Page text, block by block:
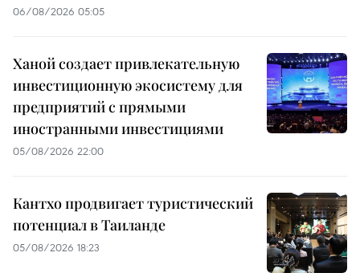
06/08/2026 05:05
Ханой создает привлекательную
инвестиционную экосистему для
предприятий с прямыми
иностранными инвестициями
05/08/2026 22:00
Кантхо продвигает туристический
потенциал в Таиланде
05/08/2026 18:23